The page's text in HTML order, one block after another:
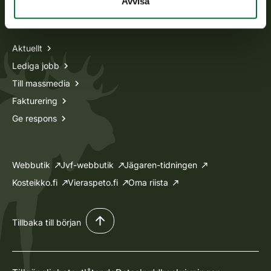
Information om oss
Aktuellt
Lediga jobb
Till massmedia
Fakturering
Ge respons
Webbutik Jvf-webbutik
Jägaren-tidningen
Kosteikko.fi
Vieraspeto.fi Oma riista
Tillbaka till början